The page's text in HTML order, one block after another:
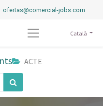
ofertas@comercial-jobs.com
Català
ACTE